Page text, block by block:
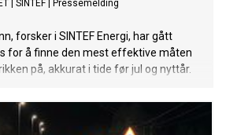
SINTEF| Pressemelding
forsker i SINTEF Energi, har gått
for å finne den mest effektive måten
på, akkurat i tide før jul og nyttår.